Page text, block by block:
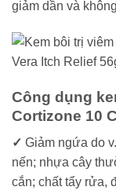
giảm dần và
Công dụng
Cortizone 10
✓ Giảm ngứa do
nến; nhựa cây
cắn; chất tẩy rửa,